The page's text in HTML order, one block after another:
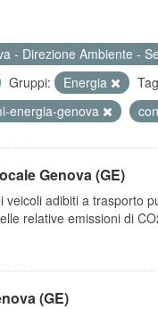
- Direzione Ambiente -
Gruppi: Energia
energia-genova
Genova (GE)
adibiti a trasporto
relative emissioni di
(GE)